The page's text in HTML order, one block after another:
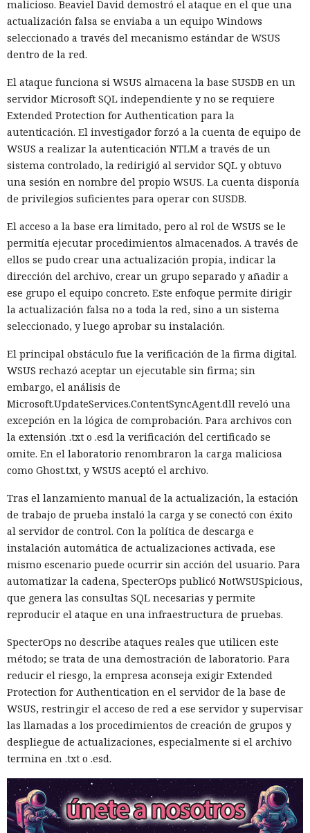
malicioso. Beaviel David demostró el ataque en el que una
actualización falsa se enviaba a un equipo Windows
seleccionado a través del mecanismo estándar de WSUS
dentro de la red.
El ataque funciona si WSUS almacena la base SUSDB en un
servidor Microsoft SQL independiente y no se requiere
Extended Protection for Authentication para la
autenticación. El investigador forzó a la cuenta de equipo de
WSUS a realizar la autenticación NTLM a través de un
sistema controlado, la redirigió al servidor SQL y obtuvo
una sesión en nombre del propio WSUS. La cuenta disponía
de privilegios suficientes para operar con SUSDB.
El acceso a la base era limitado, pero al rol de WSUS se le
permitía ejecutar procedimientos almacenados. A través de
ellos se pudo crear una actualización propia, indicar la
dirección del archivo, crear un grupo separado y añadir a
ese grupo el equipo concreto. Este enfoque permite dirigir
la actualización falsa no a toda la red, sino a un sistema
seleccionado, y luego aprobar su instalación.
El principal obstáculo fue la verificación de la firma digital.
WSUS rechazó aceptar un ejecutable sin firma; sin
embargo, el análisis de
Microsoft.UpdateServices.ContentSyncAgent.dll reveló una
excepción en la lógica de comprobación. Para archivos con
la extensión .txt o .esd la verificación del certificado se
omite. En el laboratorio renombraron la carga maliciosa
como Ghost.txt, y WSUS aceptó el archivo.
Tras el lanzamiento manual de la actualización, la estación
de trabajo de prueba instaló la carga y se conectó con éxito
al servidor de control. Con la política de descarga e
instalación automática de actualizaciones activada, ese
mismo escenario puede ocurrir sin acción del usuario. Para
automatizar la cadena, SpecterOps publicó NotWSUSpicious,
que genera las consultas SQL necesarias y permite
reproducir el ataque en una infraestructura de pruebas.
SpecterOps no describe ataques reales que utilicen este
método; se trata de una demostración de laboratorio. Para
reducir el riesgo, la empresa aconseja exigir Extended
Protection for Authentication en el servidor de la base de
WSUS, restringir el acceso de red a ese servidor y supervisar
las llamadas a los procedimientos de creación de grupos y
despliegue de actualizaciones, especialmente si el archivo
termina en .txt o .esd.